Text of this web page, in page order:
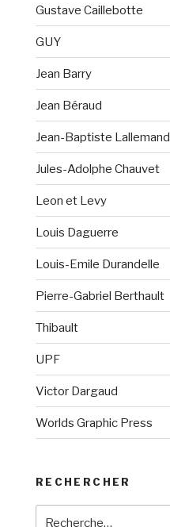
Gustave Caillebotte
GUY
Jean Barry
Jean Béraud
Jean-Baptiste Lallemand
Jules-Adolphe Chauvet
Leon et Levy
Louis Daguerre
Louis-Emile Durandelle
Pierre-Gabriel Berthault
Thibault
UPF
Victor Dargaud
Worlds Graphic Press
RECHERCHER